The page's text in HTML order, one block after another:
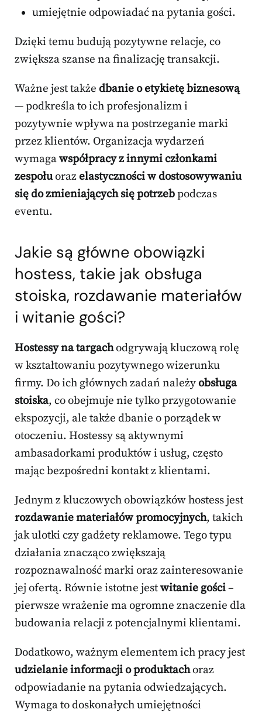
umiejętnie odpowiadać na pytania gości.
Dzięki temu budują pozytywne relacje, co
zwiększa szanse na finalizację transakcji.
Ważne jest także dbanie o etykietę biznesową
— podkreśla to ich profesjonalizm i
pozytywnie wpływa na postrzeganie marki
przez klientów. Organizacja wydarzeń
wymagawspółpracy z innymi członkami
zespołuorazelastyczności w dostosowywaniu
się do zmieniających się potrzebpodczas
eventu.
Jakie są główne obowiązki
hostess, takie jak obsługa
stoiska, rozdawanie materiałów
i witanie gości?
Hostessy na targachodgrywają kluczową rolę
w kształtowaniu pozytywnego wizerunku
firmy. Do ich głównych zadań należyobsługa
stoiska, co obejmuje nie tylko przygotowanie
ekspozycji, ale także dbanie o porządek w
otoczeniu. Hostessy są aktywnymi
ambasadorkami produktów i usług, często
mając bezpośredni kontakt z klientami.
Jednym z kluczowych obowiązków hostess jest
rozdawanie materiałów promocyjnych, takich
jak ulotki czy gadżety reklamowe. Tego typu
działania znacząco zwiększają
rozpoznawalność marki oraz zainteresowanie
jej ofertą. Równie istotne jestwitanie gości–
pierwsze wrażenie ma ogromne znaczenie dla
budowania relacji z potencjalnymi klientami.
Dodatkowo, ważnym elementem ich pracy jest
udzielanie informacji o produktachoraz
odpowiadanie na pytania odwiedzających.
Wymaga to doskonałych umiejętności